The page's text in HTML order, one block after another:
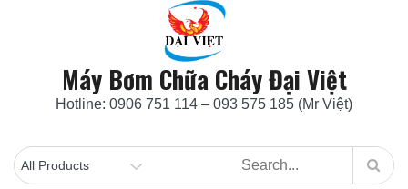
Máy Bơm Chữa Cháy Đại Việt
Hotline: 0906 751 114 – 093 575 185 (Mr Việt)